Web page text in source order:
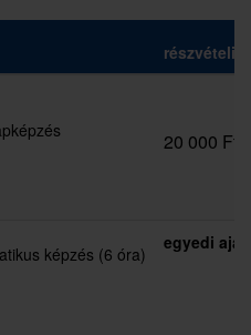
részvételi
20 000 Ft
képzés (6 óra)
egyedi